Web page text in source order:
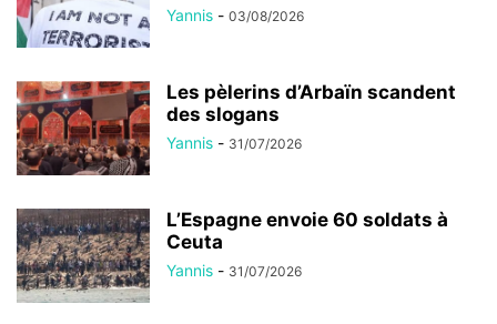
Yannis - 03/08/2026
Les pèlerins d’Arbaïn scandent
des slogans
Yannis - 31/07/2026
L’Espagne envoie 60 soldats à
Ceuta
Yannis - 31/07/2026